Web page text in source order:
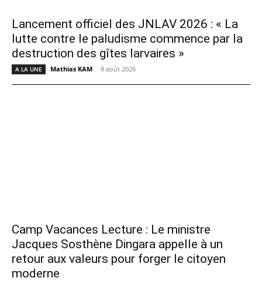
Lancement officiel des JNLAV 2026 : « La
lutte contre le paludisme commence par la
destruction des gîtes larvaires »
A LA UNE Mathias KAM - 8 août 2026
Camp Vacances Lecture : Le ministre
Jacques Sosthène Dingara appelle à un
retour aux valeurs pour forger le citoyen
moderne